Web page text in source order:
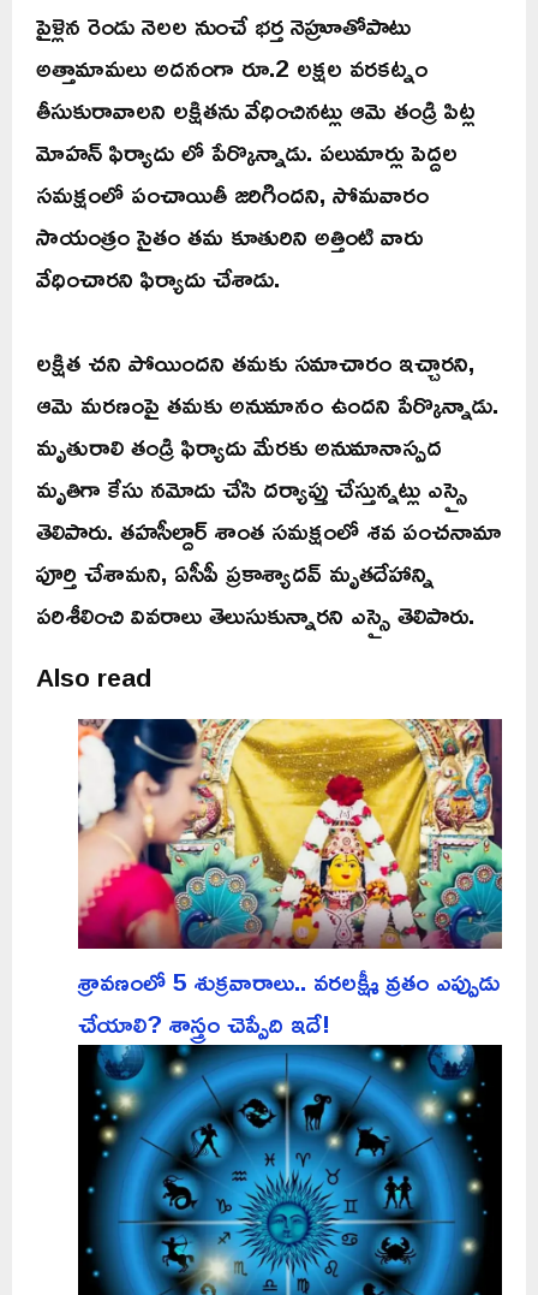
పైళ్లెన రెండు నెలల నుంచే భర్త నెహ్రూతోపాటు
అత్తామామలు అదనంగా రూ.2 లక్షల వరకట్నం
తీసుకురావాలని లక్షితను వేధించినట్లు ఆమె తండ్రి పిట్ల
మోహన్ ఫిర్యాదు లో పేర్కొన్నాడు. పలుమార్లు పెద్దల
సమక్షంలో పంచాయితీ జరిగిందని, సోమవారం
సాయంత్రం సైతం తమ కూతురిని అత్తింటి వారు
వేధించారని ఫిర్యాదు చేశాడు.
లక్షిత చని పోయిందని తమకు సమాచారం ఇచ్చారని,
ఆమె మరణంపై తమకు అనుమానం ఉందని పేర్కొన్నాడు.
మృతురాలి తండ్రి ఫిర్యాదు మేరకు అనుమానాస్పద
మృతిగా కేసు నమోదు చేసి దర్యాప్తు చేస్తున్నట్లు ఎస్సై
తెలిపారు. తహసీల్దార్ శాంత సమక్షంలో శవ పంచనామా
పూర్తి చేశామని, ఏసీపీ ప్రకాశ్యాదవ్ మృతదేహాన్ని
పరిశీలించి వివరాలు తెలుసుకున్నారని ఎస్సై తెలిపారు.
Also read
శ్రావణంలో 5 శుక్రవారాలు.. వరలక్ష్మీ వ్రతం ఎప్పుడు
చేయాలి? శాస్త్రం చెప్పేది ఇదే!